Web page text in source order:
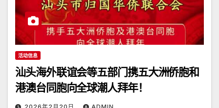
活动信息
汕头海外联谊会等五部门携五大洲侨胞和
港澳台同胞向全球潮人拜年！